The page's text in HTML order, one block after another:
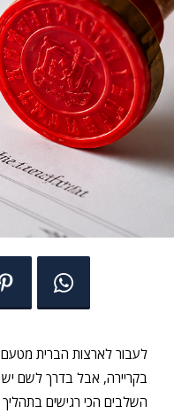
לעבור לארצות הברית מטעם
בקריירה, אבל בדרך לשם
השלבים הכי רגישים בתהליך